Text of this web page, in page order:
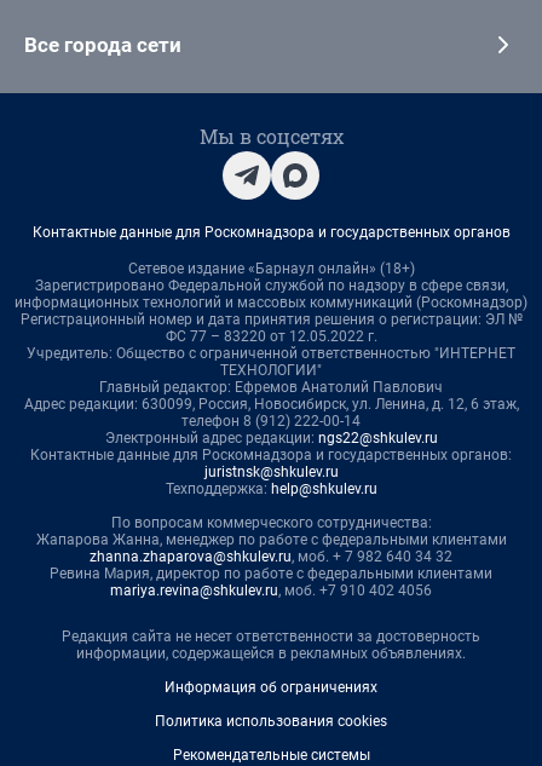
Все города сети
Мы в соцсетях
Контактные данные для Роскомнадзора и государственных органов
Сетевое издание «Барнаул онлайн» (18+)
Зарегистрировано Федеральной службой по надзору в сфере связи,
информационных технологий и массовых коммуникаций (Роскомнадзор)
Регистрационный номер и дата принятия решения о регистрации: ЭЛ №
ФС 77 – 83220 от 12.05.2022 г.
Учредитель: Общество с ограниченной ответственностью "ИНТЕРНЕТ
ТЕХНОЛОГИИ"
Главный редактор: Ефремов Анатолий Павлович
Адрес редакции: 630099, Россия, Новосибирск, ул. Ленина, д. 12, 6 этаж,
телефон 8 (912) 222-00-14
Электронный адрес редакции: ngs22@shkulev.ru
Контактные данные для Роскомнадзора и государственных органов:
juristnsk@shkulev.ru
Техподдержка: help@shkulev.ru
По вопросам коммерческого сотрудничества:
Жапарова Жанна, менеджер по работе с федеральными клиентами
zhanna.zhaparova@shkulev.ru, моб. + 7 982 640 34 32
Ревина Мария, директор по работе с федеральными клиентами
mariya.revina@shkulev.ru, моб. +7 910 402 4056
Редакция сайта не несет ответственности за достоверность
информации, содержащейся в рекламных объявлениях.
Информация об ограничениях
Политика использования cookies
Рекомендательные системы